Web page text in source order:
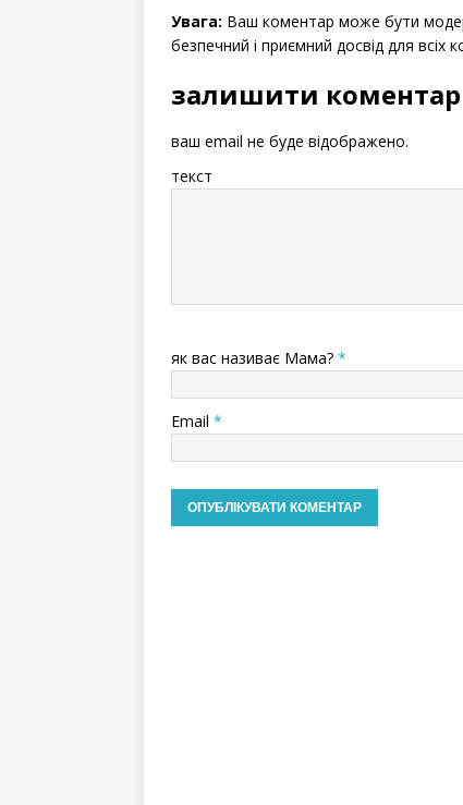
Увага: Ваш коментар може бути
безпечний і приємний досвід для всіх
залишити коментар
ваш email не буде відображено.
текст
як вас називає Мама? *
Email *